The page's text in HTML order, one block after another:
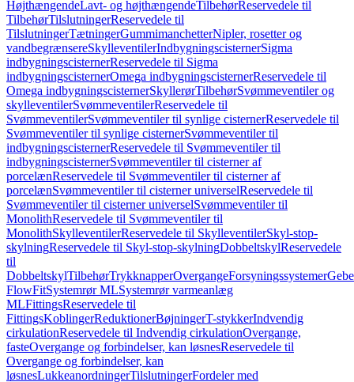
HøjthængendeLavt- og højthængendeTilbehørReservedele til
TilbehørTilslutningerReservedele til
TilslutningerTætningerGummimanchetterNipler, rosetter og
vandbegrænsereSkylleventilerIndbygningscisternerSigma
indbygningscisternerReservedele til Sigma
indbygningscisternerOmega indbygningscisternerReservedele til
Omega indbygningscisternerSkyllerørTilbehørSvømmeventiler og
skylleventilerSvømmeventilerReservedele til
SvømmeventilerSvømmeventiler til synlige cisternerReservedele til
Svømmeventiler til synlige cisternerSvømmeventiler til
indbygningscisternerReservedele til Svømmeventiler til
indbygningscisternerSvømmeventiler til cisterner af
porcelænReservedele til Svømmeventiler til cisterner af
porcelænSvømmeventiler til cisterner universelReservedele til
Svømmeventiler til cisterner universelSvømmeventiler til
MonolithReservedele til Svømmeventiler til
MonolithSkylleventilerReservedele til SkylleventilerSkyl-stop-
skylningReservedele til Skyl-stop-skylningDobbeltskylReservedele
til
DobbeltskylTilbehørTrykknapperOvergangeForsyningssystemer
FlowFitSystemrør MLSystemrør varmeanlæg
MLFittingsReservedele til
FittingsKoblingerReduktionerBøjningerT-stykkerIndvendig
cirkulationReservedele til Indvendig cirkulationOvergange,
fasteOvergange og forbindelser, kan løsnesReservedele til
Overgange og forbindelser, kan
løsnesLukkeanordningerTilslutningerFordeler med